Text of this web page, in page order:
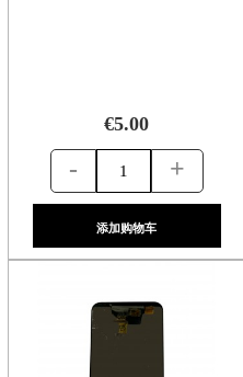
€5.00
- +
添加购物车